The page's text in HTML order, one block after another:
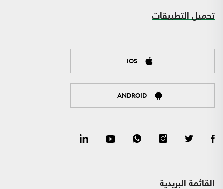
تحميل التطبيقات
IOS
ANDROID
القائمة البريدية